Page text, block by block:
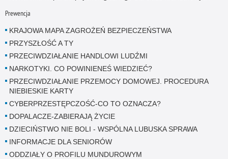
Prewencja
KRAJOWA MAPA ZAGROŻEŃ BEZPIECZEŃSTWA
PRZYSZŁOŚĆ A TY
PRZECIWDZIAŁANIE HANDLOWI LUDŹMI
NARKOTYKI. CO POWINIENEŚ WIEDZIEĆ?
PRZECIWDZIAŁANIE PRZEMOCY DOMOWEJ. PROCEDURA
NIEBIESKIE KARTY
CYBERPRZESTĘPCZOŚĆ-CO TO OZNACZA?
DOPALACZE-ZABIERAJĄ ŻYCIE
DZIECIŃSTWO NIE BOLI - WSPÓLNA LUBUSKA SPRAWA
INFORMACJE DLA SENIORÓW
ODDZIAŁY O PROFILU MUNDUROWYM